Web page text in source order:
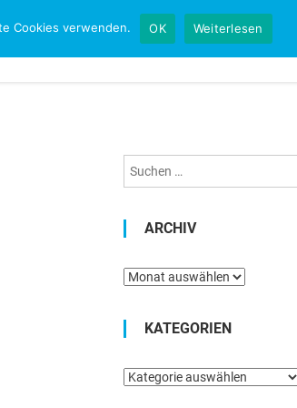
Startseite
ARCHIV
Archiv
KATEGORIEN
Kategorien
Cookies verwenden. OK Weiterlesen